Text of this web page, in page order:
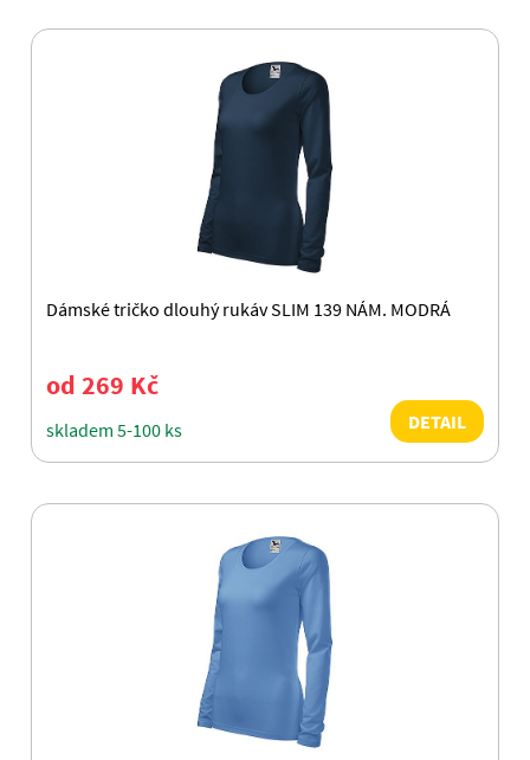
Dámské tričko dlouhý rukáv SLIM 139 NÁM. MODRÁ
od 269 Kč
skladem 5-100 ks DETAIL